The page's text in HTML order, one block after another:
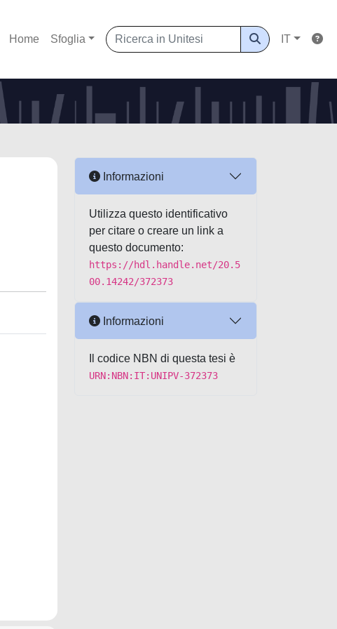
Home Sfoglia IT
Informazioni
Utilizza questo identificativo
per citare o creare un link a
questo documento:
https://hdl.handle.net/20.5
00.14242/372373
Informazioni
Il codice NBN di questa tesi è
URN:NBN:IT:UNIPV-372373